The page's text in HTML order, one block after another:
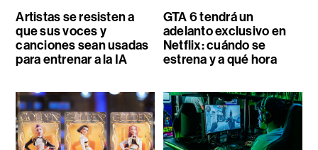
Artistas se resisten a
que sus voces y
canciones sean usadas
para entrenar a la IA
GTA 6 tendrá un
adelanto exclusivo en
Netflix: cuándo se
estrena y a qué hora